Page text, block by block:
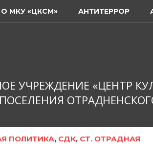
МКУ «ЦКСМ» АНТИТЕРРОР
УЧРЕЖДЕНИЕ «ЦЕНТР
ПОЛИТИКА, СДК, СТ. ОТРАДНАЯ